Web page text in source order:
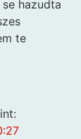
hazudta
te